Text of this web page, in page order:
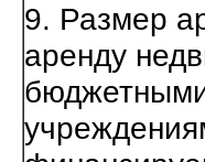
9. Размер
аренду